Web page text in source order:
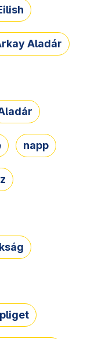
Aladár
napp